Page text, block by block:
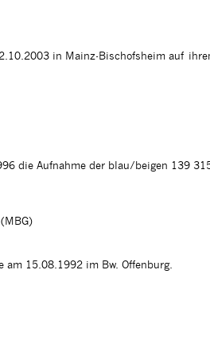
in Mainz-Bischofsheim auf
die Aufnahme der blau/beigen 139
15.08.1992 im Bw. Offenburg.